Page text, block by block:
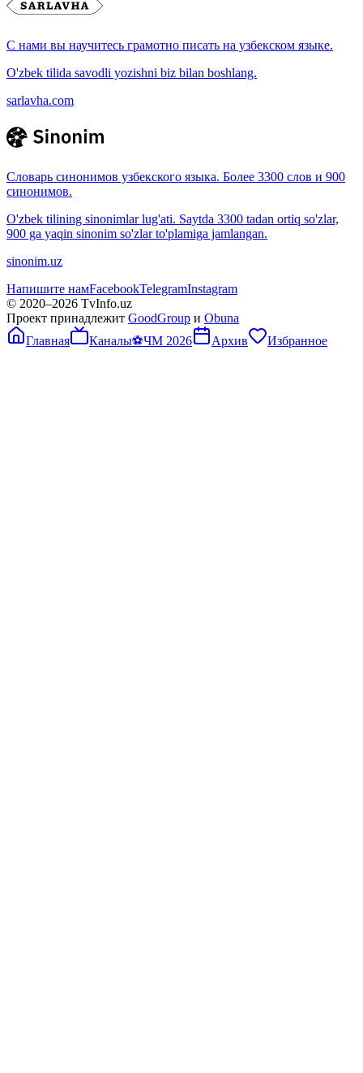
С нами вы научитесь грамотно писать на узбекском языке.
O'zbek tilida savodli yozishni biz bilan boshlang.
sarlavha.com
Словарь синонимов узбекского языка. Более 3300 слов и 900
синонимов.
O'zbek tilining sinonimlar lug'ati. Saytda 3300 tadan ortiq so'zlar,
900 ga yaqin sinonim so'zlar to'plamiga jamlangan.
sinonim.uz
Напишите намFacebookTelegramInstagram
© 2020–2026 TvInfo.uz
Проект принадлежит GoodGroup и Obuna
Главная
Каналы⚽ЧМ 2026 Архив Избранное